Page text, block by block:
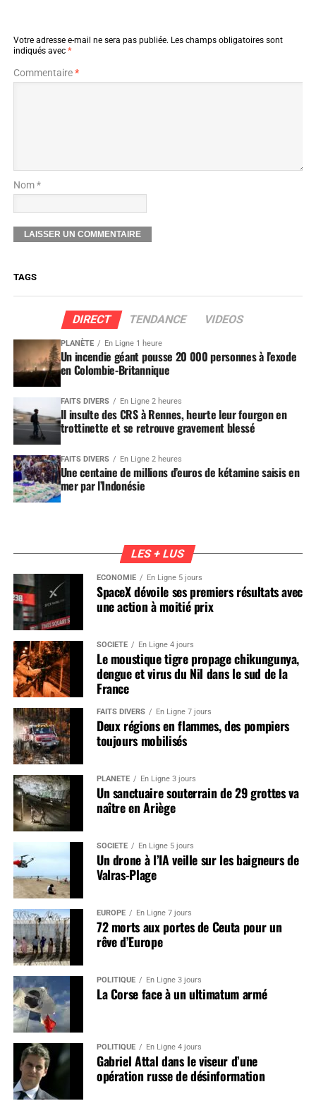
Votre adresse e-mail ne sera pas publiée. Les champs obligatoires sont
indiqués avec *
Commentaire*
Nom *
TAGS
DIRECT TENDANCE VIDEOS
PLANÈTE En Ligne 1 heure
Un incendie géant pousse 20 000 personnes à l’exode
en Colombie-Britannique
FAITS DIVERS En Ligne 2 heures
Il insulte des CRS à Rennes, heurte leur fourgon en
trottinette et se retrouve gravement blessé
FAITS DIVERS En Ligne 2 heures
Une centaine de millions d’euros de kétamine saisis en
mer par l’Indonésie
LES + LUS
ÉCONOMIE En Ligne 5 jours
SpaceX dévoile ses premiers résultats avec
une action à moitié prix
SOCIÉTÉ En Ligne 4 jours
Le moustique tigre propage chikungunya,
dengue et virus du Nil dans le sud de la
France
FAITS DIVERS En Ligne 7 jours
Deux régions en flammes, des pompiers
toujours mobilisés
PLANÈTE En Ligne 3 jours
Un sanctuaire souterrain de 29 grottes va
naître en Ariège
SOCIÉTÉ En Ligne 5 jours
Un drone à l’IA veille sur les baigneurs de
Valras-Plage
EUROPE En Ligne 7 jours
72 morts aux portes de Ceuta pour un
rêve d’Europe
POLITIQUE En Ligne 3 jours
La Corse face à un ultimatum armé
POLITIQUE En Ligne 4 jours
Gabriel Attal dans le viseur d’une
opération russe de désinformation